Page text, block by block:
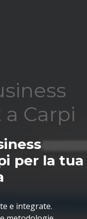
Carpi
per la tua
e integrate.